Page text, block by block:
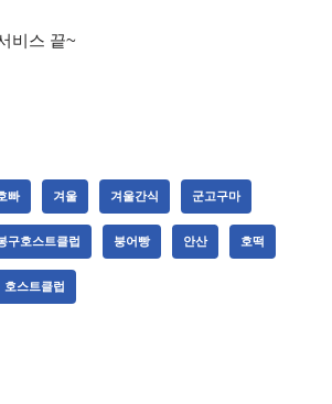
비스 끝~
빠 겨울 겨울간식 군고구마
구호스트클럽 붕어빵 안산 호떡
호스트클럽